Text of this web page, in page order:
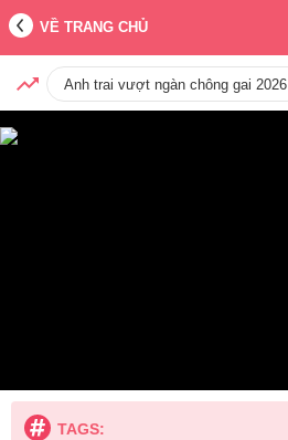
VỀ TRANG CHỦ
Anh trai vượt ngàn chông gai 2026
TAGS: